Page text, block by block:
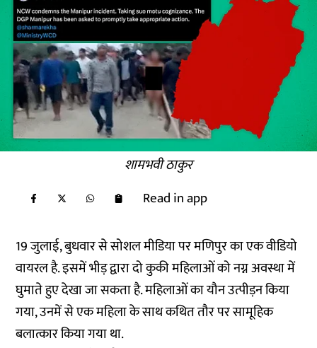
शामभवी ठाकुर
Read in app
19 जुलाई, बुधवार से सोशल मीडिया पर मणिपुर का एक वीडियो
वायरल है. इसमें भीड़ द्वारा दो कुकी महिलाओं को नग्न अवस्था में
घुमाते हुए देखा जा सकता है. महिलाओं का यौन उत्पीड़न किया
गया, उनमें से एक महिला के साथ कथित तौर पर सामूहिक
बलात्कार किया गया था.